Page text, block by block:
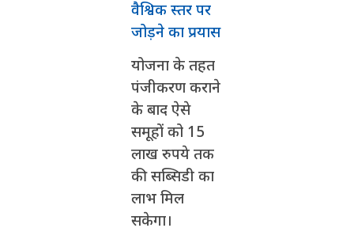
वैश्विक स्तर पर
जोड़ने का प्रयास
योजना के तहत
पंजीकरण कराने
के बाद ऐसे
समूहों को 15
लाख रुपये तक
की सब्सिडी का
लाभ मिल
सकेगा।